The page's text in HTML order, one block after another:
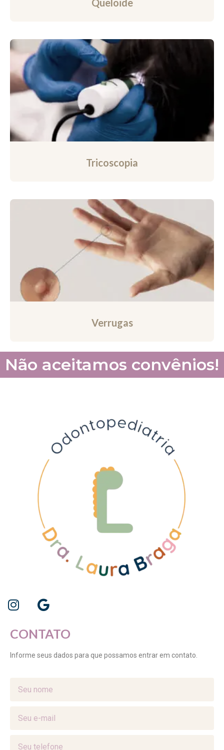
Queloide
Tricoscopia
Verrugas
Não aceitamos convênios!
CONTATO
Informe seus dados para que possamos entrar em contato.